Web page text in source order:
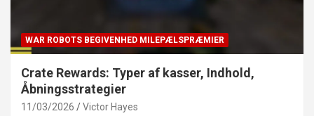
WAR ROBOTS BEGIVENHED MILEPÆLSPRÆMIER
Crate Rewards: Typer af kasser, Indhold,
Åbningsstrategier
11/03/2026 Victor Hayes